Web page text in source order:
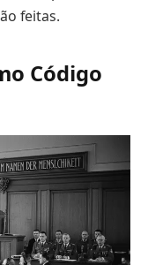
feitas.
Código